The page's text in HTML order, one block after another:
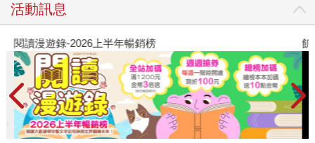
活動訊息
閱讀漫遊錄-2026上半年暢銷榜 飢